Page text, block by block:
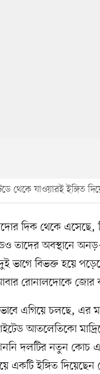
থেকে যাওয়ারই ইঙ্গিত
দিক থেকে
তাদের অবস্থানে
দুই ভাগে বিভক্ত হয়ে
রোনালদোকে জোর
এগিয়ে চলছে, এর
আতলেতিকো
দলটির নতুন কোচ
একটি ইঙ্গিত